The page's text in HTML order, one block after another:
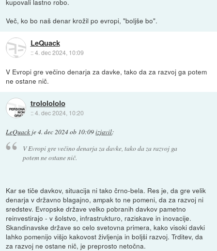
kupovali lastno robo.
Več, ko bo naš denar krožil po evropi, "boljše bo".
LeQuack
::4. dec 2024, 10:09
V Evropi gre večino denarja za davke, tako da za razvoj ga potem
ne ostane nič.
trololololo
::4. dec 2024, 10:20
LeQuack je4. dec 2024 ob 10:09izjavil:
V Evropi gre večino denarja za davke, tako da za razvoj ga
potem ne ostane nič.
Kar se tiče davkov, situacija ni tako črno-bela. Res je, da gre velik
denarja v državno blagajno, ampak to ne pomeni, da za razvoj ni
sredstev. Evropske države velko pobranih davkov pametno
reinvestirajo - v šolstvo, infrastrukturo, raziskave in inovacije.
Skandinavske države so celo svetovna primera, kako visoki davki
lahko pomenijo višjo kakovost življenja in boljši razvoj. Trditev, da
za razvoj ne ostane nič, je preprosto netočna.